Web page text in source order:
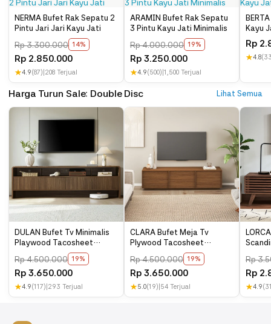
ekstra terhadap goresan ringan dan membuat tampilan warna teta
p tajam. Spesifikasi Produk : Kode : JH-ID 4983 Bahan Baku :
Plywood/Multiplek, Taco Sheet Tipe Finishing : Laminasi Color :
Walnut Motif Kayu Keterangan : Harga Belum Termasuk Assesoris
Dimensi Produk : Rak Sepatu : P 80 cm x L 24 cm x T 80 cm
Paket Produk : Rak Sepatu 1 Pcs Care Instructions : Jangan
menggunakan kain microfiber. Lap dengan kain lembab ikuti arah
sesuai dengan yang anda inginkan. Anda juga bisa custom ukuran
yang disesuaikan dengan ruang rumah anda.
NERMA Bufet Rak Sepatu 2
Pintu Jari Jari Kayu Jati
Rp3.300.000 14%
Rp 2.850.000
★4.9(87) 208 Terjual
ARAMIN Bufet Rak Sepatu
3 Pintu Kayu Jati Minimalis
Rp4.000.000 19%
Rp3.250.000
★4.9(500) 1,500 Terjual
Kayu
Rp
★4.8
Harga Turun Sale: Double Disc Lihat Semua
DULAN Bufet Tv Minimalis
Playwood Tacosheet
Rp4.500.000 19%
Rp 3.650.000
★4.9(117) 293 Terjual
CLARA Bufet Meja Tv
Plywood Tacosheet
Rp4.500.000 19%
Rp3.650.000
★5.0(19) 54 Terjual
Rp
Rp
★4.9